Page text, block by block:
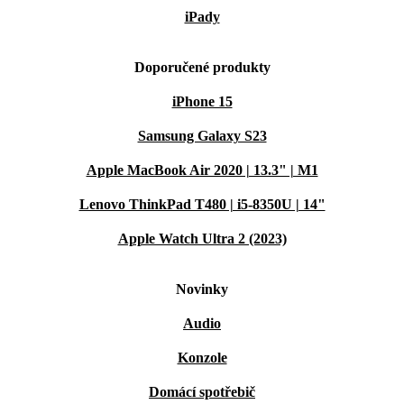
iPady
Doporučené produkty
iPhone 15
Samsung Galaxy S23
Apple MacBook Air 2020 | 13.3" | M1
Lenovo ThinkPad T480 | i5-8350U | 14"
Apple Watch Ultra 2 (2023)
Novinky
Audio
Konzole
Domácí spotřebič